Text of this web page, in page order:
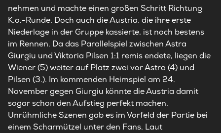
nehmen und machte einen großen Schritt Richtung
K.o.-Runde. Doch auch die Austria, die ihre erste
Niederlage in der Gruppe kassierte, ist noch bestens
im Rennen. Da das Parallelspiel zwischen Astra
Giurgiu und Viktoria Pilsen 1:1 remis endete, liegen die
Wiener (5) weiter auf Platz zwei vor Astra (4) und
Pilsen (3.). Im kommenden Heimspiel am 24.
November gegen Giurgiu könnte die Austria damit
sogar schon den Aufstieg perfekt machen.
Unrühmliche Szenen gab es im Vorfeld der Partie bei
einem Scharmützel unter den Fans. Laut